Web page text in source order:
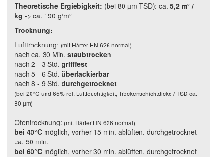
Theoretische Ergiebigkeit: (bei 80 µm TSD): ca. 5,2 m² /
kg -> ca. 190 g/m²
Trocknung:
Lufttrocknung: (mit Härter HN 626 normal)
nach ca. 30 Min. staubtrocken
nach 2 - 3 Std. grifffest
nach 5 - 6 Std. überlackierbar
nach 8 - 9 Std. durchgetrocknet
(bei 20°C und 65% rel. Luftfeuchtigkeit, Trockenschichtdicke / TSD ca.
80 µm)
Ofentrocknung: (mit Härter HN 626 normal)
bei 40°C möglich, vorher 15 min. ablüften. durchgetrocknet
ca. 50 min.
bei 60°C möglich, vorher 30 min. ablüften. durchgetrocknet